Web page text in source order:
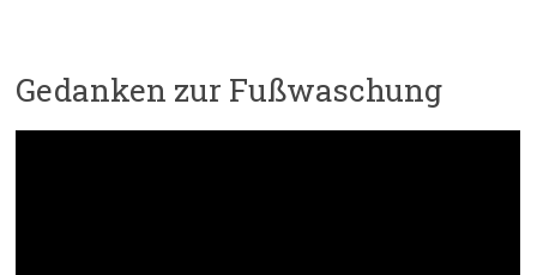
Gedanken zur Fußwaschung